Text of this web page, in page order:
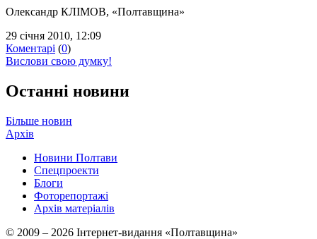
Олександр КЛІМОВ, «Полтавщина»
29 січня 2010, 12:09
Коментарі (0)
Вислови свою думку!
Останні новини
Більше новин
Архів
Новини Полтави
Спецпроекти
Блоги
Фоторепортажі
Архів матеріалів
© 2009 – 2026 Інтернет-видання «Полтавщина»